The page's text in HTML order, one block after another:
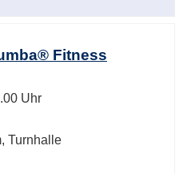
Fitness
Uhr
Turnhalle